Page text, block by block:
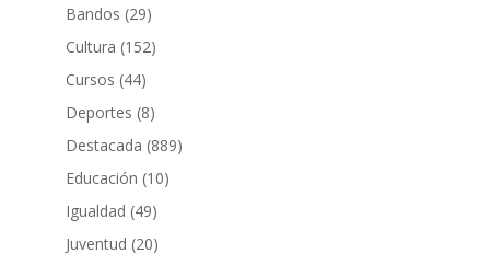
Bandos (29)
Cultura (152)
Cursos (44)
Deportes (8)
Destacada (889)
Educación (10)
Igualdad (49)
Juventud (20)